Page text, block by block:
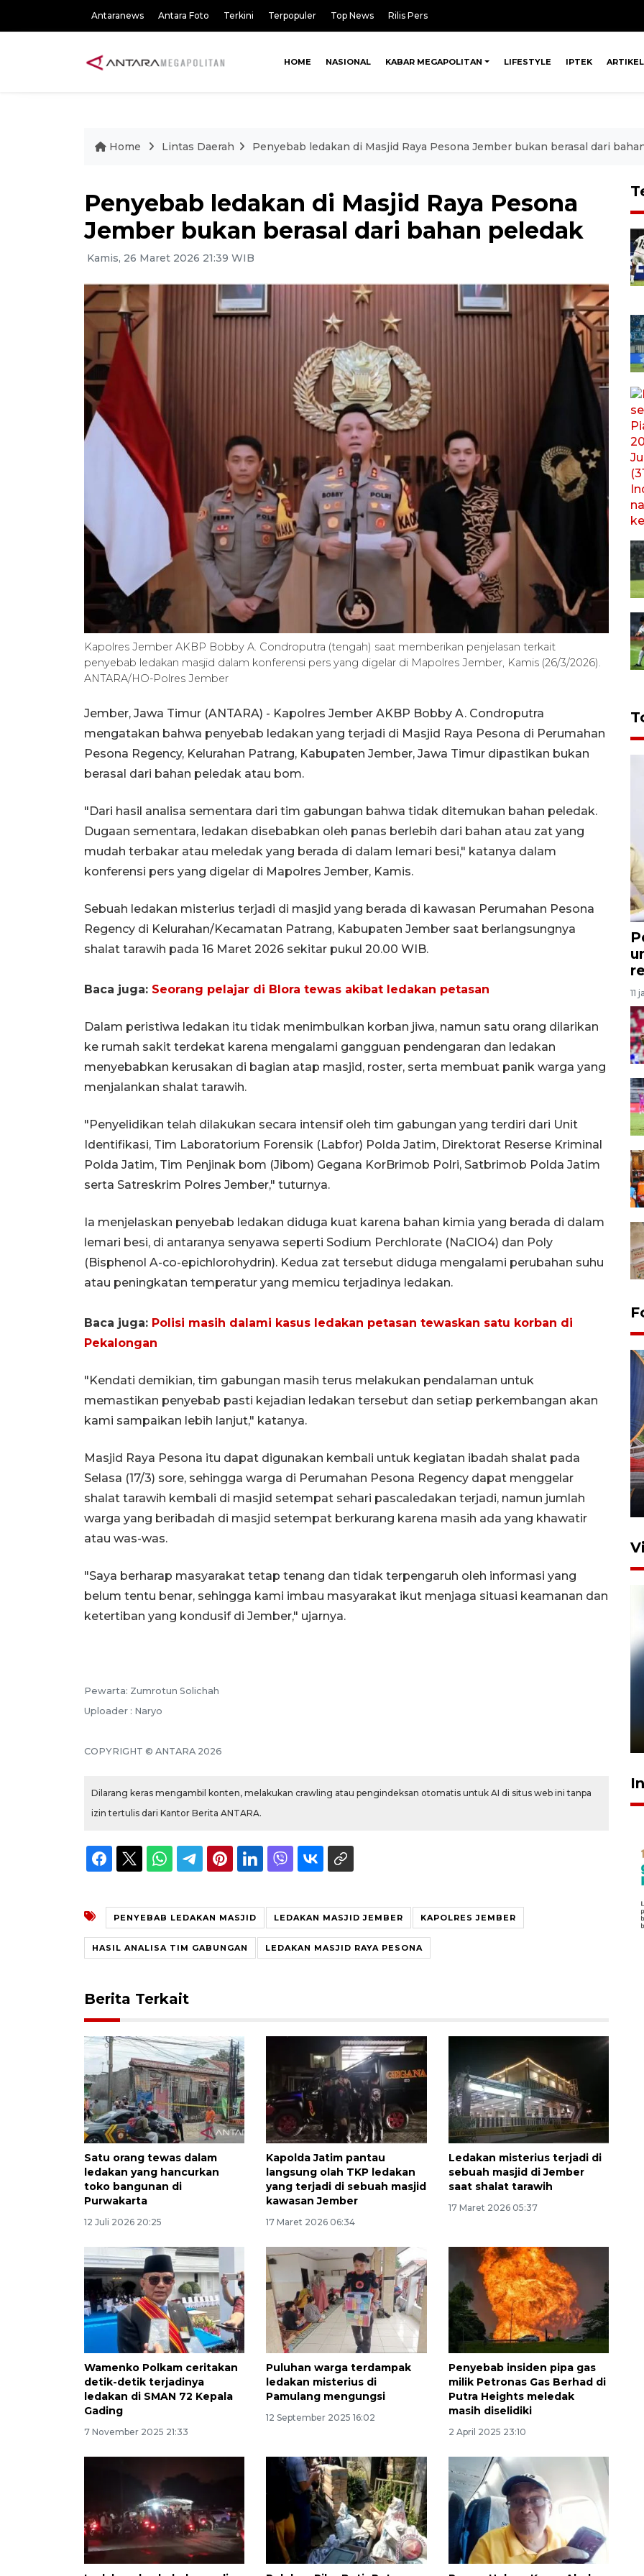
Antaranews Antara Foto Terkini Terpopuler Top News Rilis Pers
HOME NASIONAL KABAR MEGAPOLITAN LIFESTYLE IPTEK ARTIKEL
Home Lintas Daerah Penyebab ledakan di Masjid Raya Pesona Jember bukan berasal dari
Penyebab ledakan di Masjid Raya Pesona
Jember bukan berasal dari bahan peledak
Kamis, 26 Maret 2026 21:39 WIB
Kapolres Jember AKBP Bobby A. Condroputra (tengah) saat memberikan penjelasan terkait
penyebab ledakan masjid dalam konferensi pers yang digelar di Mapolres Jember, Kamis (26/3/2026).
ANTARA/HO-Polres Jember
Jember, Jawa Timur (ANTARA) - Kapolres Jember AKBP Bobby A. Condroputra
mengatakan bahwa penyebab ledakan yang terjadi di Masjid Raya Pesona di Perumahan
Pesona Regency, Kelurahan Patrang, Kabupaten Jember, Jawa Timur dipastikan bukan
berasal dari bahan peledak atau bom.
"Dari hasil analisa sementara dari tim gabungan bahwa tidak ditemukan bahan peledak.
Dugaan sementara, ledakan disebabkan oleh panas berlebih dari bahan atau zat yang
mudah terbakar atau meledak yang berada di dalam lemari besi," katanya dalam
konferensi pers yang digelar di Mapolres Jember, Kamis.
Sebuah ledakan misterius terjadi di masjid yang berada di kawasan Perumahan Pesona
Regency di Kelurahan/Kecamatan Patrang, Kabupaten Jember saat berlangsungnya
shalat tarawih pada 16 Maret 2026 sekitar pukul 20.00 WIB.
Baca juga: Seorang pelajar di Blora tewas akibat ledakan petasan
Dalam peristiwa ledakan itu tidak menimbulkan korban jiwa, namun satu orang dilarikan
ke rumah sakit terdekat karena mengalami gangguan pendengaran dan ledakan
menyebabkan kerusakan di bagian atap masjid, roster, serta membuat panik warga yang
menjalankan shalat tarawih.
"Penyelidikan telah dilakukan secara intensif oleh tim gabungan yang terdiri dari Unit
Identifikasi, Tim Laboratorium Forensik (Labfor) Polda Jatim, Direktorat Reserse Kriminal
Polda Jatim, Tim Penjinak bom (Jibom) Gegana KorBrimob Polri, Satbrimob Polda Jatim
serta Satreskrim Polres Jember," tuturnya.
Ia menjelaskan penyebab ledakan diduga kuat karena bahan kimia yang berada di dalam
lemari besi, di antaranya senyawa seperti Sodium Perchlorate (NaClO4) dan Poly
(Bisphenol A-co-epichlorohydrin). Kedua zat tersebut diduga mengalami perubahan suhu
atau peningkatan temperatur yang memicu terjadinya ledakan.
Baca juga: Polisi masih dalami kasus ledakan petasan tewaskan satu korban di
Pekalongan
"Kendati demikian, tim gabungan masih terus melakukan pendalaman untuk
memastikan penyebab pasti kejadian ledakan tersebut dan setiap perkembangan akan
kami sampaikan lebih lanjut," katanya.
Masjid Raya Pesona itu dapat digunakan kembali untuk kegiatan ibadah shalat pada
Selasa (17/3) sore, sehingga warga di Perumahan Pesona Regency dapat menggelar
shalat tarawih kembali di masjid setempat sehari pascaledakan terjadi, namun jumlah
warga yang beribadah di masjid setempat berkurang karena masih ada yang khawatir
atau was-was.
"Saya berharap masyarakat tetap tenang dan tidak terpengaruh oleh informasi yang
belum tentu benar, sehingga kami imbau masyarakat ikut menjaga situasi keamanan dan
ketertiban yang kondusif di Jember," ujarnya.
Pewarta: Zumrotun Solichah
Uploader : Naryo
COPYRIGHT © ANTARA 2026
Dilarang keras mengambil konten, melakukan crawling atau pengindeksan otomatis untuk AI di situs web ini tanpa
izin tertulis dari Kantor Berita ANTARA.
PENYEBAB LEDAKAN MASJID LEDAKAN MASJID JEMBER KAPOLRES JEMBER
HASIL ANALISA TIM GABUNGAN LEDAKAN MASJID RAYA PESONA
Berita Terkait
Satu orang tewas dalam
ledakan yang hancurkan
toko bangunan di
Purwakarta
12 Juli 2026 20:25
Kapolda Jatim pantau
langsung olah TKP ledakan
yang terjadi di sebuah masjid
kawasan Jember
17 Maret 2026 06:34
Ledakan misterius terjadi di
sebuah masjid di Jember
saat shalat tarawih
17 Maret 2026 05:37
Wamenko Polkam ceritakan
detik-detik terjadinya
ledakan di SMAN 72 Kepala
Gading
7 November 2025 21:33
Puluhan warga terdampak
ledakan misterius di
Pamulang mengungsi
12 September 2025 16:02
Penyebab insiden pipa gas
milik Petronas Gas Berhad di
Putra Heights meledak
masih diselidiki
2 April 2025 23:10
11
perlintasan sebidang di
Stasiun Bogor
12 Juni 2026 18:49
laki
2026-08-06 06:30:00